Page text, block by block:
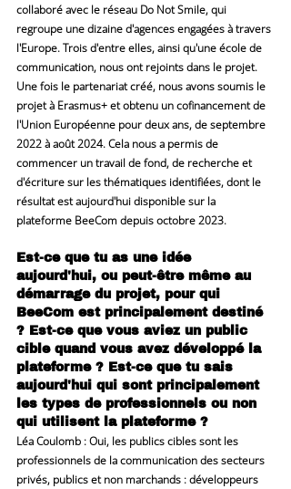
collaboré avec le réseau Do Not Smile, qui
regroupe une dizaine d'agences engagées à travers
l'Europe. Trois d'entre elles, ainsi qu'une école de
communication, nous ont rejoints dans le projet.
Une fois le partenariat créé, nous avons soumis le
projet à Erasmus+ et obtenu un cofinancement de
l'Union Européenne pour deux ans, de septembre
2022 à août 2024. Cela nous a permis de
commencer un travail de fond, de recherche et
d'écriture sur les thématiques identifiées, dont le
résultat est aujourd'hui disponible sur la
plateforme BeeCom depuis octobre 2023.
Est-ce que tu as une idée
aujourd'hui, ou peut-être même au
démarrage du projet, pour qui
BeeCom est principalement destiné
? Est-ce que vous aviez un public
cible quand vous avez développé la
plateforme ? Est-ce que tu sais
aujourd'hui qui sont principalement
les types de professionnels ou non
qui utilisent la plateforme ?
Léa Coulomb : Oui, les publics cibles sont les
professionnels de la communication des secteurs
privés, publics et non marchands : développeurs